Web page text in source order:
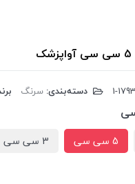
دسته‌بندی: سرنگ
5 سی سی 3 سی سی